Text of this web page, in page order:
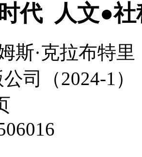
代 人文●社
斯·克拉布特里
司（2024-1）